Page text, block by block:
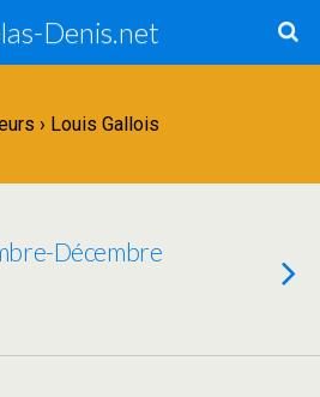
Denis.net
› Louis Gallois
Décembre